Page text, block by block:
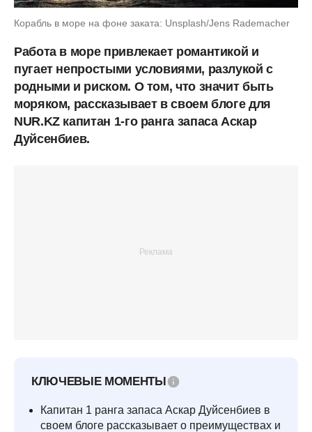
Корабль в море на фоне заката: Unsplash/Jens Rademacher
Работа в море привлекает романтикой и
пугает непростыми условиями, разлукой с
родными и риском. О том, что значит быть
моряком, рассказывает в своем блоге для
NUR.KZ капитан 1-го ранга запаса Аскар
Дуйсенбиев.
КЛЮЧЕВЫЕ МОМЕНТЫ
Капитан 1 ранга запаса Аскар Дуйсенбиев в
своем блоге рассказывает о преимуществах и